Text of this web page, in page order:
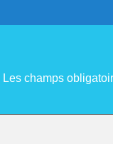
Les champs